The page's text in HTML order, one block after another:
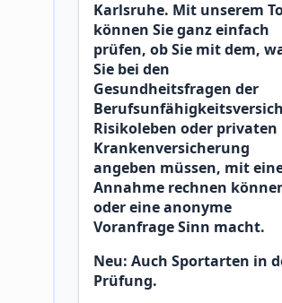
Karlsruhe. Mit unserem
können Sie ganz einfach
prüfen, ob Sie mit dem,
Sie bei den
Gesundheitsfragen der
Risikoleben oder privaten
Krankenversicherung
angeben müssen, mit
Annahme rechnen
oder eine anonyme
Voranfrage Sinn macht.
Neu: Auch Sportarten in
Prüfung.